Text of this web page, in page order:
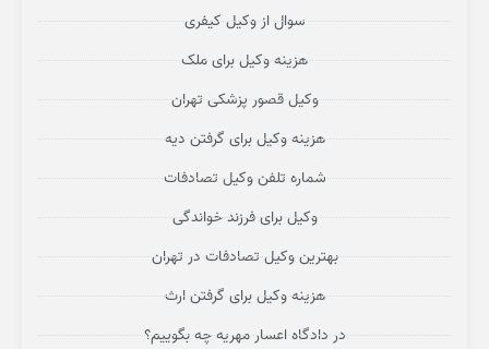
سوال از وکیل کیفری
هزینه وکیل برای ملک
وکیل قصور پزشکی تهران
هزینه وکیل برای گرفتن دیه
شماره تلفن وکیل تصادفات
وکیل برای فرزند خواندگی
بهترین وکیل تصادفات در تهران
هزینه وکیل برای گرفتن ارث
در دادگاه اعسار مهریه چه بگوییم؟